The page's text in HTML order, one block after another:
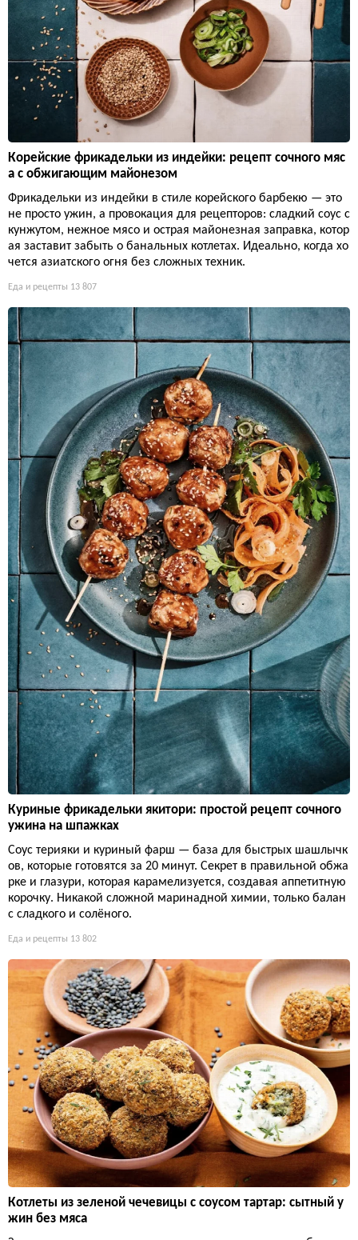
Корейские фрикадельки из индейки: рецепт сочного мяс
а с обжигающим майонезом
Фрикадельки из индейки в стиле корейского барбекю — это
не просто ужин, а провокация для рецепторов: сладкий соус с
кунжутом, нежное мясо и острая майонезная заправка, котор
ая заставит забыть о банальных котлетах. Идеально, когда хо
чется азиатского огня без сложных техник.
Еда и рецепты 13 807
Куриные фрикадельки якитори: простой рецепт сочного
ужина на шпажках
Соус терияки и куриный фарш — база для быстрых шашлычк
ов, которые готовятся за 20 минут. Секрет в правильной обжа
рке и глазури, которая карамелизуется, создавая аппетитную
корочку. Никакой сложной маринадной химии, только балан
с сладкого и солёного.
Еда и рецепты 13 802
Котлеты из зеленой чечевицы с соусом тартар: сытный у
жин без мяса